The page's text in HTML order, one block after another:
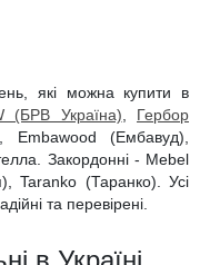
які можна купити в
(БРВ Україна)
Гербор
(Ембавуд),
Закордонні - Mebel
Taranko (Таранко). Усі
та перевірені.